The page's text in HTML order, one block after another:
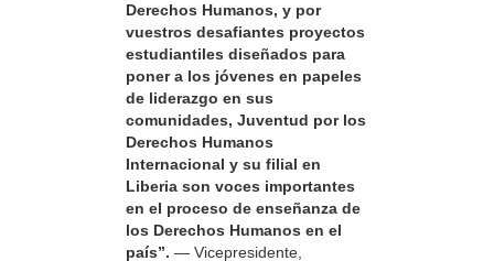
Derechos Humanos, y por
vuestros desafiantes proyectos
estudiantiles diseñados para
poner a los jóvenes en papeles
de liderazgo en sus
comunidades, Juventud por los
Derechos Humanos
Internacional y su filial en
Liberia son voces importantes
en el proceso de enseñanza de
los Derechos Humanos en el
país”. — Vicepresidente,